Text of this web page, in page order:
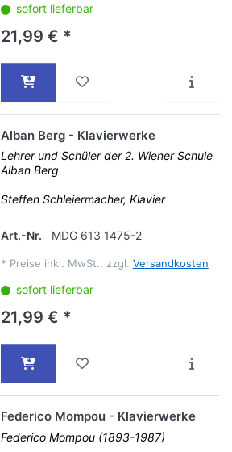
sofort lieferbar
21,99 € *
Alban Berg - Klavierwerke
Lehrer und Schüler der 2. Wiener Schule
Alban Berg
Steffen Schleiermacher, Klavier
Art.-Nr. MDG 613 1475-2
* Preise inkl. MwSt., zzgl. Versandkosten
sofort lieferbar
21,99 € *
Federico Mompou - Klavierwerke
Federico Mompou (1893-1987)